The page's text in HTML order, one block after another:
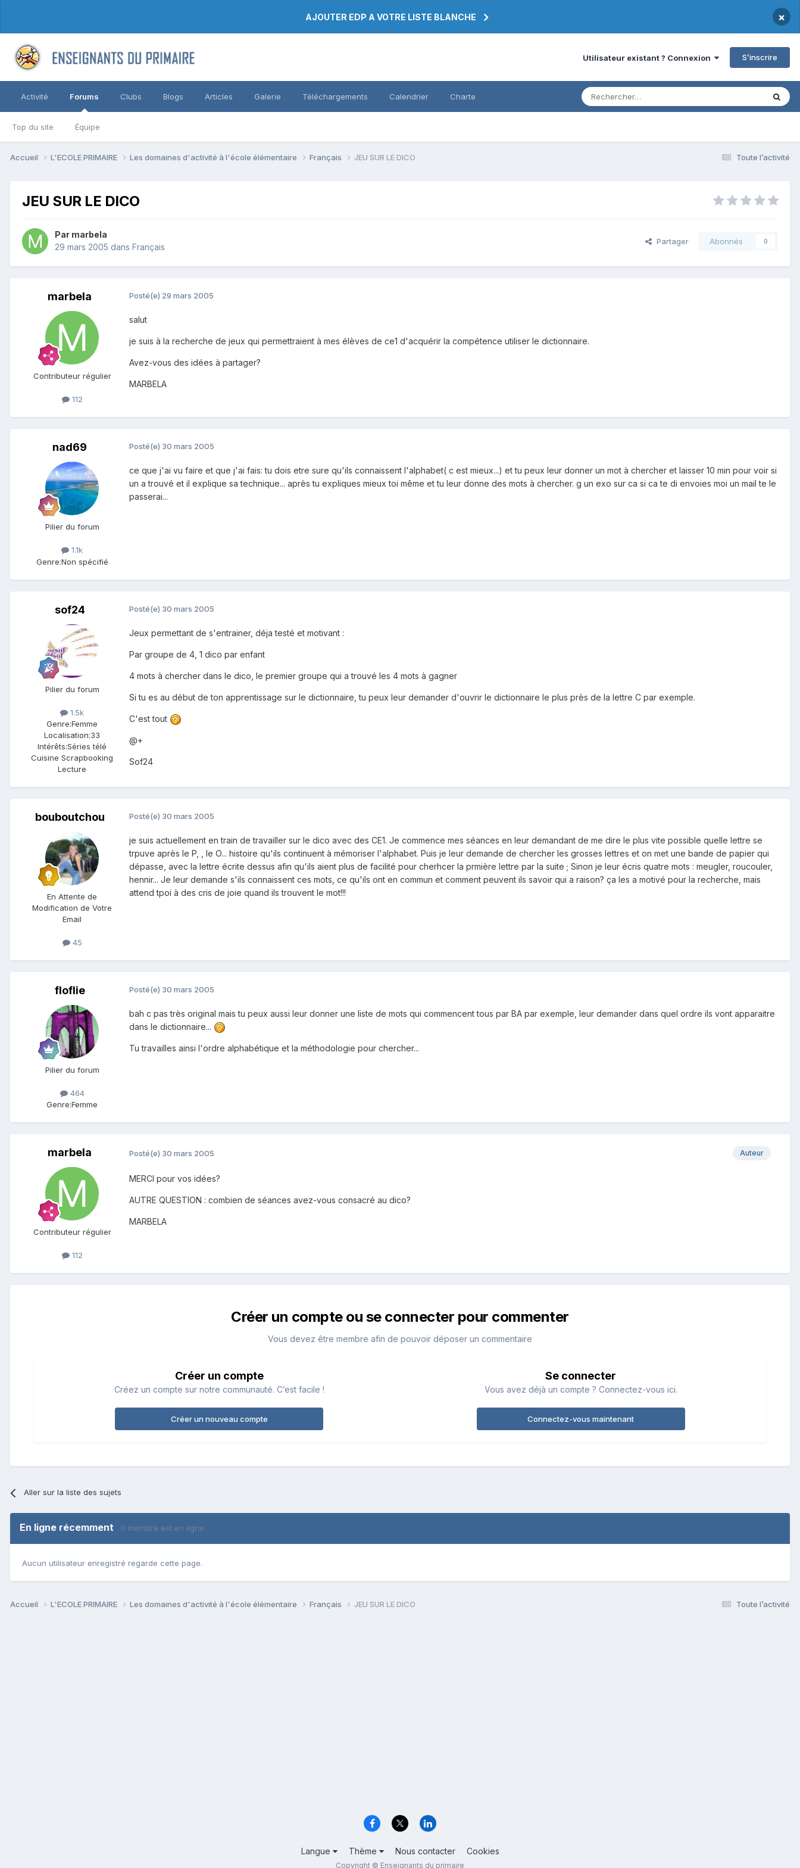
AJOUTER EDP A VOTRE LISTE BLANCHE ×
Utilisateur existant ? Connexion S’inscrire
Activité Forums
Top du site Équipe
Clubs Blogs Articles Galerie Téléchargements Calendrier Charte
Toute l’activité
Accueil L'ECOLE PRIMAIRE Les domaines d'activité à l'école élémentaire Français JEU SUR LE DICO
JEU SUR LE DICO
Par marbela
29 mars 2005 dans Français
Partager Abonnés 0
marbela
Contributeur régulier
112
Posté(e) 29 mars 2005
salut
je suis à la recherche de jeux qui permettraient à mes élèves de ce1 d'acquérir la compétence utiliser le dictionnaire.
Avez-vous des idées à partager?
MARBELA
nad69
Pilier du forum
1.1k
Genre:Non spécifié
Posté(e) 30 mars 2005
ce que j'ai vu faire et que j'ai fais: tu dois etre sure qu'ils connaissent l'alphabet( c est mieux...) et tu peux leur donner un mot à chercher et laisser 10 min pour voir si
un a trouvé et il explique sa technique... après tu expliques mieux toi même et tu leur donne des mots à chercher. g un exo sur ca si ca te di envoies moi un mail te le
passerai...
sof24
Pilier du forum
1.5k
Genre:Femme
Localisation:33
Intérêts:Séries télé
Cuisine Scrapbooking
Lecture
Posté(e) 30 mars 2005
Jeux permettant de s'entrainer, déja testé et motivant :
Par groupe de 4, 1 dico par enfant
4 mots à chercher dans le dico, le premier groupe qui a trouvé les 4 mots à gagner
Si tu es au début de ton apprentissage sur le dictionnaire, tu peux leur demander d'ouvrir le dictionnaire le plus près de la lettre C par exemple.
C'est tout
@+
Sof24
bouboutchou
En Attente de
Modification de Votre
Email
45
Posté(e) 30 mars 2005
je suis actuellement en train de travailler sur le dico avec des CE1. Je commence mes séances en leur demandant de me dire le plus vite possible quelle lettre se
trpuve après le P, , le O... histoire qu'ils continuent à mémoriser l'alphabet. Puis je leur demande de chercher les grosses lettres et on met une bande de papier qui
dépasse, avec la lettre écrite dessus afin qu'ils aient plus de facilité pour cherhcer la prmière lettre par la suite ; Sinon je leur écris quatre mots : meugler, roucouler,
hennir... Je leur demande s'ils connaissent ces mots, ce qu'ils ont en commun et comment peuvent ils savoir qui a raison? ça les a motivé pour la recherche, mais
attend tpoi à des cris de joie quand ils trouvent le mot!!!
floflie
Pilier du forum
464
Genre:Femme
Posté(e) 30 mars 2005
bah c pas très original mais tu peux aussi leur donner une liste de mots qui commencent tous par BA par exemple, leur demander dans quel ordre ils vont apparaitre
dans le dictionnaire...
Tu travailles ainsi l'ordre alphabétique et la méthodologie pour chercher...
marbela
Contributeur régulier
112
Auteur
Posté(e) 30 mars 2005
MERCI pour vos idées?
AUTRE QUESTION : combien de séances avez-vous consacré au dico?
MARBELA
Créer un compte ou se connecter pour commenter
Vous devez être membre afin de pouvoir déposer un commentaire
Créer un compte
Créez un compte sur notre communauté. C’est facile !
Créer un nouveau compte
Se connecter
Vous avez déjà un compte ? Connectez-vous ici.
Connectez-vous maintenant
Aller sur la liste des sujets
En ligne récemment 0 membre est en ligne
Aucun utilisateur enregistré regarde cette page.
Toute l’activité
Accueil L'ECOLE PRIMAIRE Les domaines d'activité à l'école élémentaire Français JEU SUR LE DICO
Langue Thème Nous contacter Cookies
Copyright © Enseignants du primaire